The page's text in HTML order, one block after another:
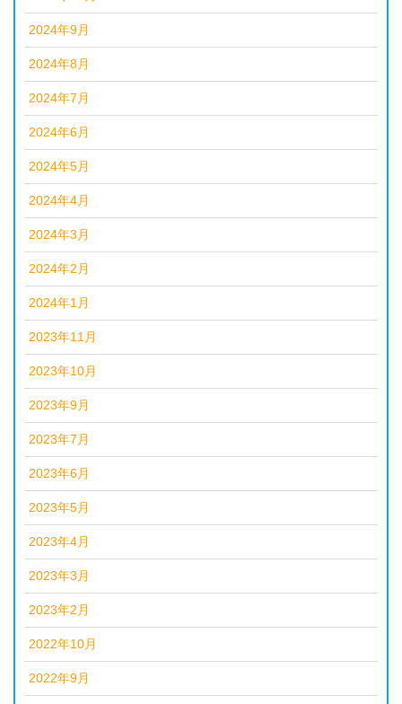
2024年9月
2024年8月
2024年7月
2024年6月
2024年5月
2024年4月
2024年3月
2024年2月
2024年1月
2023年11月
2023年10月
2023年9月
2023年7月
2023年6月
2023年5月
2023年4月
2023年3月
2023年2月
2022年10月
2022年9月